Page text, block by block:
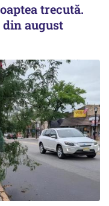
trecută.
din august